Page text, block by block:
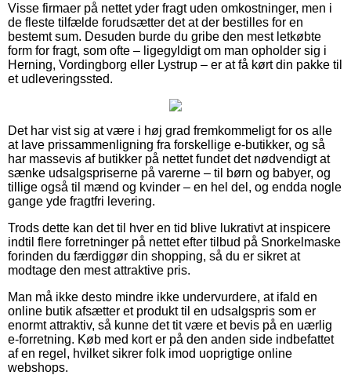
Visse firmaer på nettet yder fragt uden omkostninger, men i
de fleste tilfælde forudsætter det at der bestilles for en
bestemt sum. Desuden burde du gribe den mest letkøbte
form for fragt, som ofte – ligegyldigt om man opholder sig i
Herning, Vordingborg eller Lystrup – er at få kørt din pakke til
et udleveringssted.
Det har vist sig at være i høj grad fremkommeligt for os alle
at lave prissammenligning fra forskellige e-butikker, og så
har massevis af butikker på nettet fundet det nødvendigt at
sænke udsalgspriserne på varerne – til børn og babyer, og
tillige også til mænd og kvinder – en hel del, og endda nogle
gange yde fragtfri levering.
Trods dette kan det til hver en tid blive lukrativt at inspicere
indtil flere forretninger på nettet efter tilbud på Snorkelmaske
forinden du færdiggør din shopping, så du er sikret at
modtage den mest attraktive pris.
Man må ikke desto mindre ikke undervurdere, at ifald en
online butik afsætter et produkt til en udsalgspris som er
enormt attraktiv, så kunne det tit være et bevis på en uærlig
e-forretning. Køb med kort er på den anden side indbefattet
af en regel, hvilket sikrer folk imod uoprigtige online
webshops.